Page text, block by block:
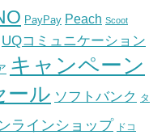
PayPay Peach Scoot
UQコミュニケーション
キャンペーン
ール ソフトバンク タ
ラインショップ ドコ